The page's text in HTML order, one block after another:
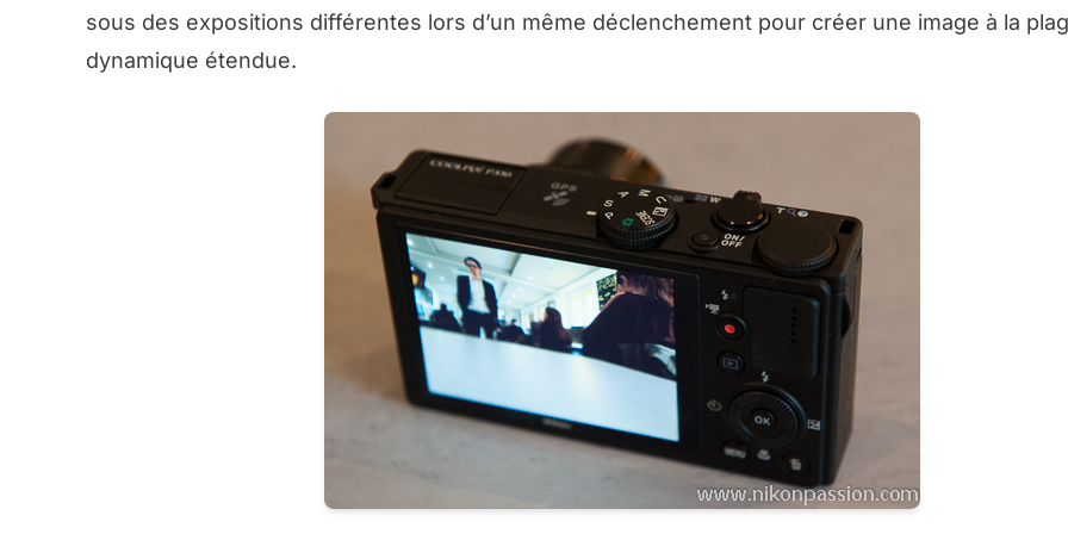
sous des expositions différentes lors d’un même déclenchement pour créer une image à la
dynamique étendue.